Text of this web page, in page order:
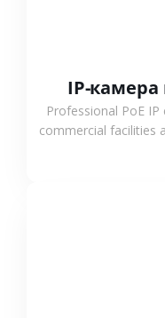
IP-камера
Professional PoE
commercial facilities